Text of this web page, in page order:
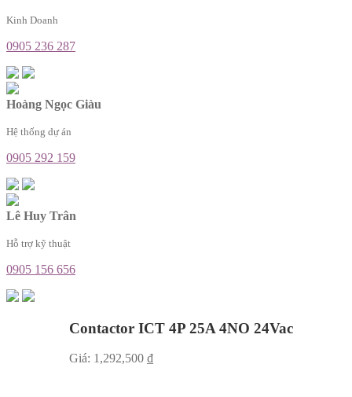
Kinh Doanh
0905 236 287
Hoàng Ngọc Giàu
Hệ thống dự án
0905 292 159
Lê Huy Trân
Hỗ trợ kỹ thuật
0905 156 656
Contactor ICT 4P 25A 4NO 24Vac
Giá: 1,292,500 ₫